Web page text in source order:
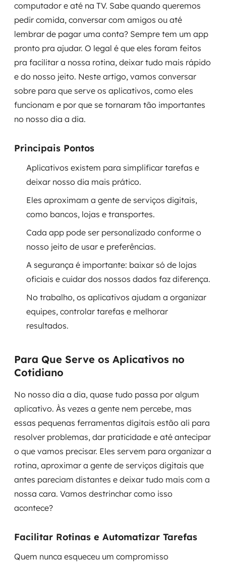
Data Lakes & Warehouses
Governança de dados
Modernização de aplicações
Desenvolvimento web e mobile
Modernização tecnológica
Migração para Cloud
Transformação digital
UX / UI design
Sustentar operações com eficiência
Sustentação de aplicações
SRE / DevOps
Monitoramento 24x7
Suporte a banco de dados
Billing Cloud
Gestão de infraestrutura
Escalar com segurança
Pentest
DevSecOps
Consultoria de segurança
Simulação de Phishing
Segurança de aplicações e Cloud
computador e até na TV. Sabe quando queremos
pedir comida, conversar com amigos ou até
lembrar de pagar uma conta? Sempre tem um app
pronto pra ajudar. O legal é que eles foram feitos
pra facilitar a nossa rotina, deixar tudo mais rápido
e do nosso jeito. Neste artigo, vamos conversar
sobre para que serve os aplicativos, como eles
funcionam e por que se tornaram tão importantes
no nosso dia a dia.
Principais Pontos
Aplicativos existem para simplificar tarefas e
deixar nosso dia mais prático.
Eles aproximam a gente de serviços digitais,
como bancos, lojas e transportes.
Cada app pode ser personalizado conforme o
nosso jeito de usar e preferências.
A segurança é importante: baixar só de lojas
oficiais e cuidar dos nossos dados faz diferença.
No trabalho, os aplicativos ajudam a organizar
equipes, controlar tarefas e melhorar
resultados.
Para Que Serve os Aplicativos no
Cotidiano
No nosso dia a dia, quase tudo passa por algum
aplicativo. Às vezes a gente nem percebe, mas
essas pequenas ferramentas digitais estão ali para
resolver problemas, dar praticidade e até antecipar
o que vamos precisar. Eles servem para organizar a
rotina, aproximar a gente de serviços digitais que
antes pareciam distantes e deixar tudo mais com a
nossa cara. Vamos destrinchar como isso
acontece?
Facilitar Rotinas e Automatizar Tarefas
Quem nunca esqueceu um compromisso